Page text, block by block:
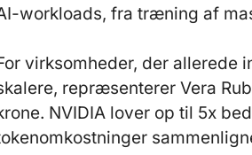
workloads, fra træning af
virksomheder, der allerede
repræsenterer Vera
NVIDIA lover op til 5x